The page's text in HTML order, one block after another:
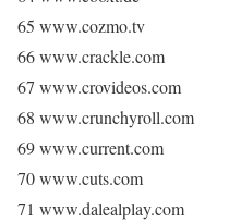
65 www.cozmo.tv
66 www.crackle.com
67 www.crovideos.com
68 www.crunchyroll.com
69 www.current.com
70 www.cuts.com
71 www.dalealplay.com